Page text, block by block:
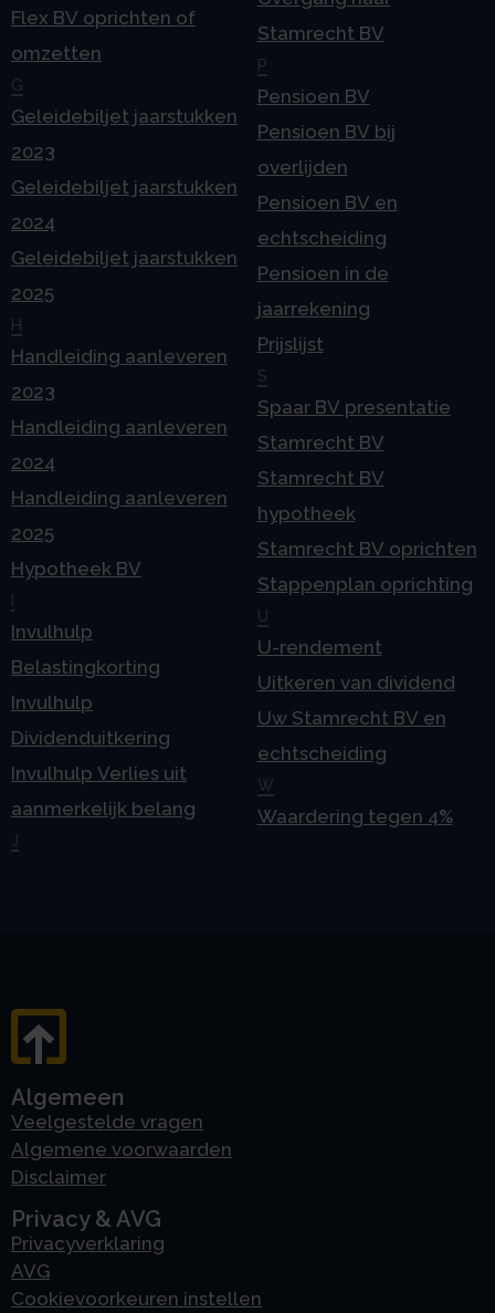
Flex BV oprichten of
omzetten
G
Geleidebiljet jaarstukken
2023
Geleidebiljet jaarstukken
2024
Geleidebiljet jaarstukken
2025
H
Handleiding aanleveren
2023
Handleiding aanleveren
2024
Handleiding aanleveren
2025
Hypotheek BV
Invulhulp
Belastingkorting
Invulhulp
Dividenduitkering
Invulhulp Verlies uit
aanmerkelijk belang
J
Stamrecht BV
P
Pensioen BV
Pensioen BV bij
overlijden
Pensioen BV en
echtscheiding
Pensioen in de
jaarrekening
Prijslijst
S
Spaar BV presentatie
Stamrecht BV
Stamrecht BV
hypotheek
Stamrecht BV oprichten
Stappenplan oprichting
U
U-rendement
Uitkeren van dividend
Uw Stamrecht BV en
echtscheiding
W
Waardering tegen 4%
Algemeen
Veelgestelde vragen
Algemene voorwaarden
Disclaimer
Privacy & AVG
Privacyverklaring
AVG
Cookievoorkeuren instellen